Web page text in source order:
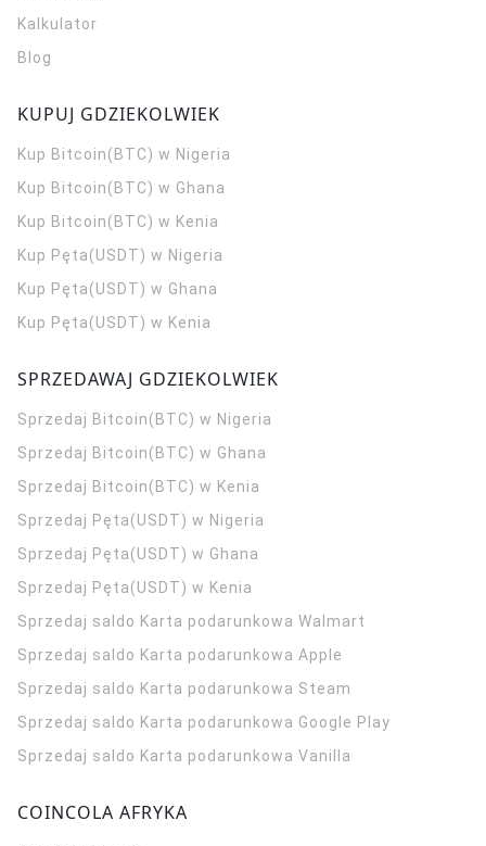
Kalkulator
Blog
KUPUJ GDZIEKOLWIEK
Kup Bitcoin(BTC) w Nigeria
Kup Bitcoin(BTC) w Ghana
Kup Bitcoin(BTC) w Kenia
Kup Pęta(USDT) w Nigeria
Kup Pęta(USDT) w Ghana
Kup Pęta(USDT) w Kenia
SPRZEDAWAJ GDZIEKOLWIEK
Sprzedaj Bitcoin(BTC) w Nigeria
Sprzedaj Bitcoin(BTC) w Ghana
Sprzedaj Bitcoin(BTC) w Kenia
Sprzedaj Pęta(USDT) w Nigeria
Sprzedaj Pęta(USDT) w Ghana
Sprzedaj Pęta(USDT) w Kenia
Sprzedaj saldo Karta podarunkowa Walmart
Sprzedaj saldo Karta podarunkowa Apple
Sprzedaj saldo Karta podarunkowa Steam
Sprzedaj saldo Karta podarunkowa Google Play
Sprzedaj saldo Karta podarunkowa Vanilla
COINCOLA AFRYKA